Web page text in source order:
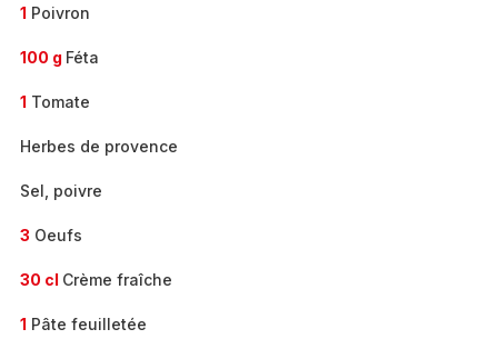
1 Poivron
100 g Féta
1 Tomate
Herbes de provence
Sel, poivre
3 Oeufs
30 cl Crème fraîche
1 Pâte feuilletée